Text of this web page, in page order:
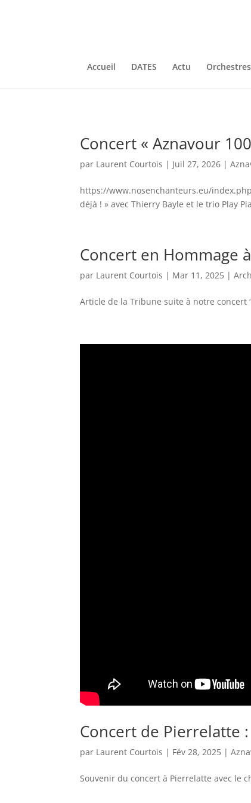
Accueil DATES Actu Orchestres
Concert « Aznavour
par Laurent Courtois | Juil 27, 2026 |
https://www.nosenchanteurs.eu/
déjà ! » avec Thierry Bayle et le trio Play
Concert en Hommage
par Laurent Courtois | Mar 11, 2025 |
Article de la Tribune suite à notre concert
Concert de Pierrelatte
par Laurent Courtois | Fév 28, 2025 |
Souvenir du concert à Pierrelatte avec le